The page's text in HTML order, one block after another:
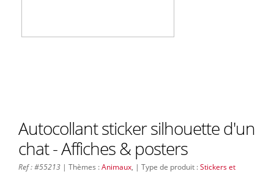
Autocollant sticker silhouette d'un
chat - Affiches & posters
Ref : #55213 | Thèmes :Animaux , | Type de produit :Stickers et